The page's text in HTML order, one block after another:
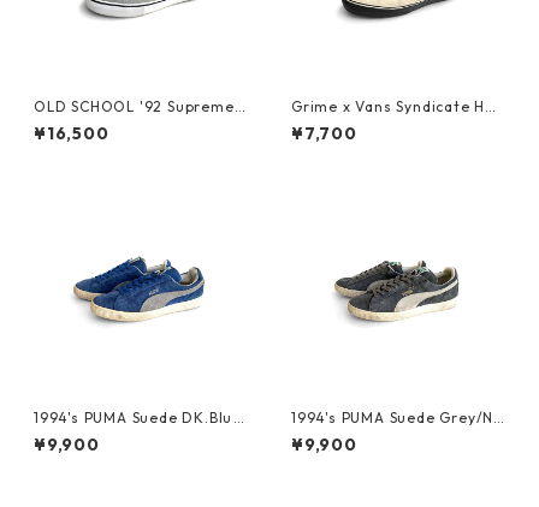
OLD SCHOOL '92 Supreme
X VANS 2010
¥16,500
Grime x Vans Syndicate Hal
f Cab
¥7,700
1994's PUMA Suede DK.Blu
e/Storm Grey
¥9,900
1994's PUMA Suede Grey/Na
tural
¥9,900